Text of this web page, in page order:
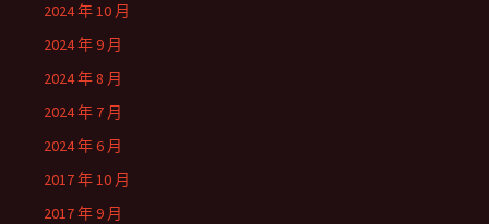
2024 年 10 月
2024 年 9 月
2024 年 8 月
2024 年 7 月
2024 年 6 月
2017 年 10 月
2017 年 9 月